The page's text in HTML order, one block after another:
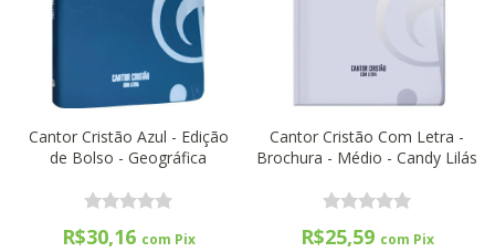
Cantor Cristão Azul - Edição
de Bolso - Geográfica
R$30,16 com Pix
Cantor Cristão Com Letra -
Brochura - Médio - Candy Lilás
R$25,59 com Pix